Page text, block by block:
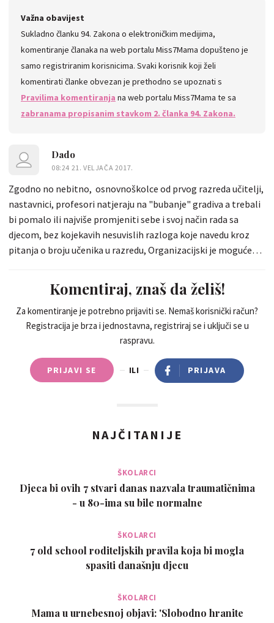
Važna obavijest
Sukladno članku 94. Zakona o elektroničkim medijima,
komentiranje članaka na web portalu Miss7Mama dopušteno je
samo registriranim korisnicima. Svaki korisnik koji želi
komentirati članke obvezan je prethodno se upoznati s
Pravilima komentiranja na web portalu Miss7Mama te sa
zabranama propisanim stavkom 2. članka 94. Zakona.
Dado
08:24 21. VELJAČA 2017.
Zgodno no nebitno, osnovnoškolce od prvog razreda učitelji,
nastavnici, profesori natjeraju na "bubanje" gradiva a trebali
bi pomalo ili najviše promjeniti sebe i svoj način rada sa
djecom, bez kojekavih nesuvislih razloga koje navedu kroz
pitanja o broju učenika u razredu, Organizacijski je moguće
Dobra volja u kombinaciji sa stručnošću odgovornih je dobar
Komentiraj, znaš da želiš!
Za komentiranje je potrebno prijaviti se. Nemaš korisnički račun?
Registracija je brza i jednostavna, registriraj se i uključi se u
raspravu.
PRIJAVI SE ILI PRIJAVA
NAJČITANIJE
ŠKOLARCI
Djeca bi ovih 7 stvari danas nazvala traumatičnima
- u 80-ima su bile normalne
ŠKOLARCI
7 old school roditeljskih pravila koja bi mogla
spasiti današnju djecu
ŠKOLARCI
Mama u urnebesnoj objavi: 'Slobodno hranite